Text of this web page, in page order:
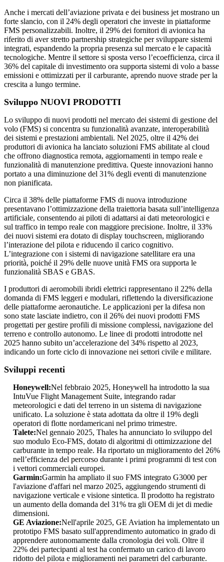
Anche i mercati dell’aviazione privata e dei business jet mostrano un
forte slancio, con il 24% degli operatori che investe in piattaforme
FMS personalizzabili. Inoltre, il 29% dei fornitori di avionica ha
riferito di aver stretto partnership strategiche per sviluppare sistemi
integrati, espandendo la propria presenza sul mercato e le capacità
tecnologiche. Mentre il settore si sposta verso l’ecoefficienza, circa il
36% del capitale di investimento ora supporta sistemi di volo a basse
emissioni e ottimizzati per il carburante, aprendo nuove strade per la
crescita a lungo termine.
Sviluppo NUOVI PRODOTTI
Lo sviluppo di nuovi prodotti nel mercato dei sistemi di gestione del
volo (FMS) si concentra su funzionalità avanzate, interoperabilità
dei sistemi e prestazioni ambientali. Nel 2025, oltre il 42% dei
produttori di avionica ha lanciato soluzioni FMS abilitate al cloud
che offrono diagnostica remota, aggiornamenti in tempo reale e
funzionalità di manutenzione predittiva. Queste innovazioni hanno
portato a una diminuzione del 31% degli eventi di manutenzione
non pianificata.
Circa il 38% delle piattaforme FMS di nuova introduzione
presentavano l’ottimizzazione della traiettoria basata sull’intelligenza
artificiale, consentendo ai piloti di adattarsi ai dati meteorologici e
sul traffico in tempo reale con maggiore precisione. Inoltre, il 33%
dei nuovi sistemi era dotato di display touchscreen, migliorando
l’interazione del pilota e riducendo il carico cognitivo.
L’integrazione con i sistemi di navigazione satellitare era una
priorità, poiché il 29% delle nuove unità FMS ora supporta le
funzionalità SBAS e GBAS.
I produttori di aeromobili ibridi elettrici rappresentano il 22% della
domanda di FMS leggeri e modulari, riflettendo la diversificazione
delle piattaforme aeronautiche. Le applicazioni per la difesa non
sono state lasciate indietro, con il 26% dei nuovi prodotti FMS
progettati per gestire profili di missione complessi, navigazione del
terreno e controllo autonomo. Le linee di prodotti introdotte nel
2025 hanno subito un’accelerazione del 34% rispetto al 2023,
indicando un forte ciclo di innovazione nei settori civile e militare.
Sviluppi recenti
Honeywell:Nel febbraio 2025, Honeywell ha introdotto la sua
IntuVue Flight Management Suite, integrando radar
meteorologici e dati del terreno in un sistema di navigazione
unificato. La soluzione è stata adottata da oltre il 19% degli
operatori di flotte nordamericani nel primo trimestre.
Talete:Nel gennaio 2025, Thales ha annunciato lo sviluppo del
suo modulo Eco-FMS, dotato di algoritmi di ottimizzazione del
carburante in tempo reale. Ha riportato un miglioramento del 26%
nell’efficienza del percorso durante i primi programmi di test con
i vettori commerciali europei.
Garmin:Garmin ha ampliato il suo FMS integrato G3000 per
l'aviazione d'affari nel marzo 2025, aggiungendo strumenti di
navigazione verticale e visione sintetica. Il prodotto ha registrato
un aumento della domanda del 31% tra gli OEM di jet di medie
dimensioni.
GE Aviazione:Nell'aprile 2025, GE Aviation ha implementato un
prototipo FMS basato sull'apprendimento automatico in grado di
apprendere autonomamente dalla cronologia dei voli. Oltre il
22% dei partecipanti al test ha confermato un carico di lavoro
ridotto del pilota e miglioramenti nei parametri del carburante.